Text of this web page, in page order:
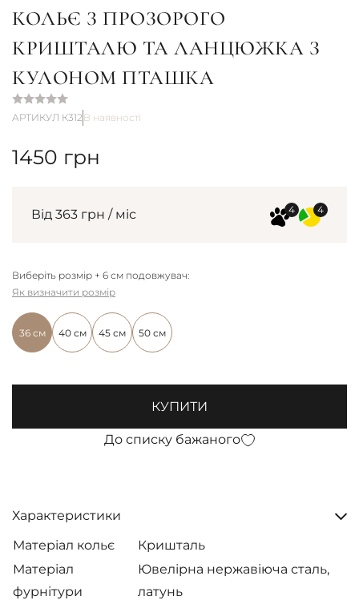
КОЛЬЄ З ПРОЗОРОГО
КРИШТАЛЮ ТА ЛАНЦЮЖКА З
КУЛОНОМ ПТАШКА
АРТИКУЛ К312 В наявності
1450 грн
Від 363 грн / міс
Виберіть розмір + 6 см подовжувач:
36 см 40 см 45 см 50 см
Як визначити розмір
КУПИТИ
До списку бажаного
Характеристики
Матеріал кольє
Кришталь
Матеріал
фурнітури
Ювелірна нержавіюча сталь,
латунь